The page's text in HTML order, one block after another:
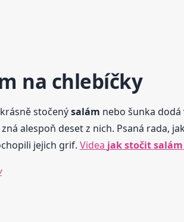
na chlebíčky
stočenýsalám nebo šunka
alespoň deset z nich. Psaná rada,
jejich grif. Videa jak stočitsalám